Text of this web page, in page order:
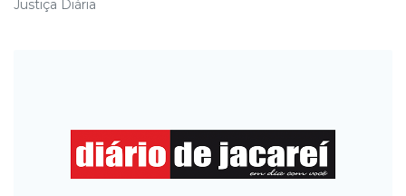
Justiça Diária